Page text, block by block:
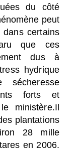
du côté
peut
certains
que ces
dus à
hydrique
forts et
ministère.Il
plantations
28 mille
en 2006.